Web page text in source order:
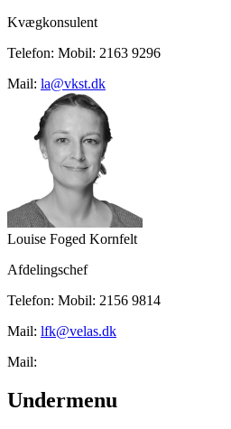
Kvægkonsulent
Telefon: Mobil: 2163 9296
Mail: la@vkst.dk
Louise Foged Kornfelt
Afdelingschef
Telefon: Mobil: 2156 9814
Mail: lfk@velas.dk
Mail:
Undermenu